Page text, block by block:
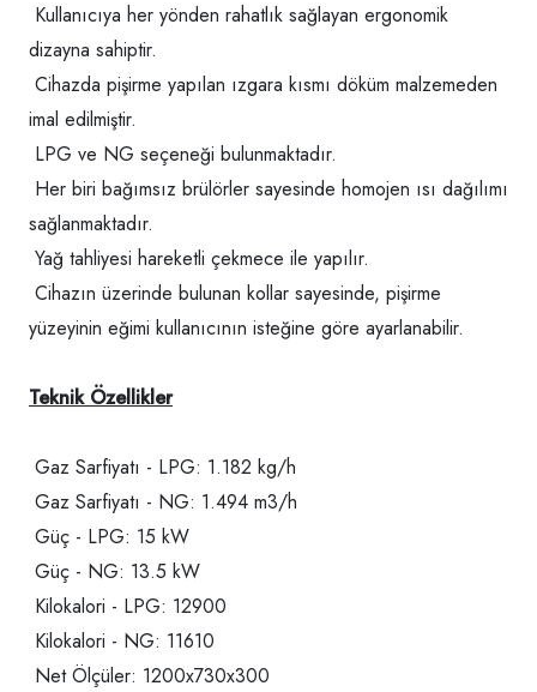
Kullanıcıya her yönden rahatlık sağlayan ergonomik
dizayna sahiptir.
Cihazda pişirme yapılan ızgara kısmı döküm malzemeden
imal edilmiştir.
LPG ve NG seçeneği bulunmaktadır.
Her biri bağımsız brülörler sayesinde homojen ısı dağılımı
sağlanmaktadır.
Yağ tahliyesi hareketli çekmece ile yapılır.
Cihazın üzerinde bulunan kollar sayesinde, pişirme
yüzeyinin eğimi kullanıcının isteğine göre ayarlanabilir.
Teknik Özellikler
Gaz Sarfiyatı - LPG: 1.182 kg/h
Gaz Sarfiyatı - NG: 1.494 m3/h
Güç - LPG: 15 kW
Güç - NG: 13.5 kW
Kilokalori - LPG: 12900
Kilokalori - NG: 11610
Net Ölçüler: 1200x730x300